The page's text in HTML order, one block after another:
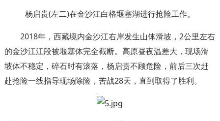
杨启贵(左二)在金沙江白格堰塞湖进行抢险工作。
2018年，西藏境内金沙江右岸发生山体滑坡，2公里左右
的金沙江江段被堰塞体完全截断。高原昼夜温差大，现场滑
坡体不稳定，碎石时有滚落，杨启贵不顾危险，前后三次赶
赴抢险一线指导现场除险，苦战28天，直到取得了胜利。